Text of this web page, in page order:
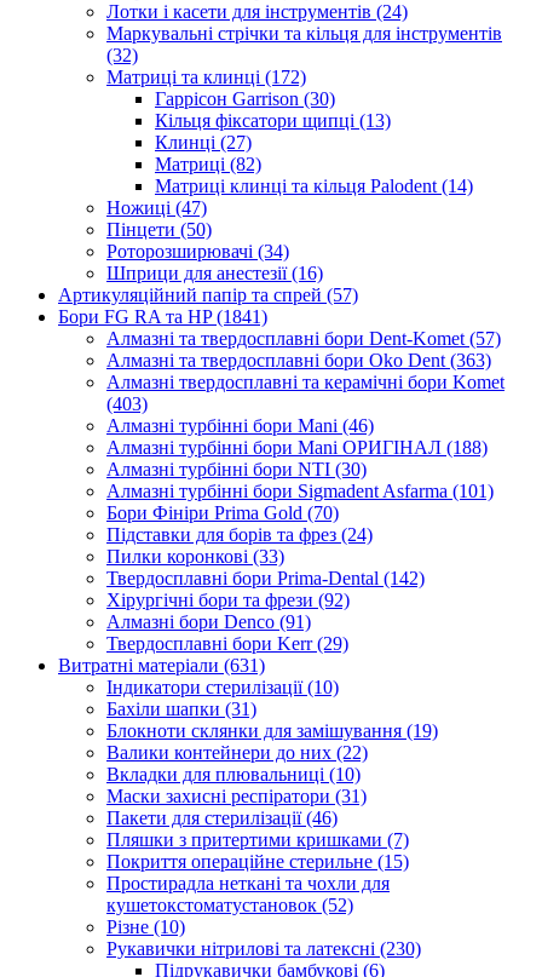
Лотки і касети для інструментів (24)
Маркувальні стрічки та кільця для інструментів
(32)
Матриці та клинці (172)
Гаррісон Garrison (30)
Кільця фіксатори щипці (13)
Клинці (27)
Матриці (82)
Матриці клинці та кільця Palodent (14)
Ножиці (47)
Пінцети (50)
Роторозширювачі (34)
Шприци для анестезії (16)
Артикуляційний папір та спрей (57)
Бори FG RA та HP (1841)
Алмазні та твердосплавні бори Dent-Komet (57)
Алмазні та твердосплавні бори Oko Dent (363)
Алмазні твердосплавні та керамічні бори Komet
(403)
Алмазні турбінні бори Mani (46)
Алмазні турбінні бори Mani ОРИГІНАЛ (188)
Алмазні турбінні бори NTI (30)
Алмазні турбінні бори Sigmadent Asfarma (101)
Бори Фініри Prima Gold (70)
Підставки для борів та фрез (24)
Пилки коронкові (33)
Твердосплавні бори Prima-Dental (142)
Хірургічні бори та фрези (92)
Алмазні бори Denco (91)
Твердосплавні бори Kerr (29)
Витратні матеріали (631)
Індикатори стерилізації (10)
Бахіли шапки (31)
Блокноти склянки для замішування (19)
Валики контейнери до них (22)
Вкладки для плювальниці (10)
Маски захисні респіратори (31)
Пакети для стерилізації (46)
Пляшки з притертими кришками (7)
Покриття операційне стерильне (15)
Простирадла неткані та чохли для
кушетокстоматустановок (52)
Різне (10)
Рукавички нітрилові та латексні (230)
Підрукавички бамбукові (6)